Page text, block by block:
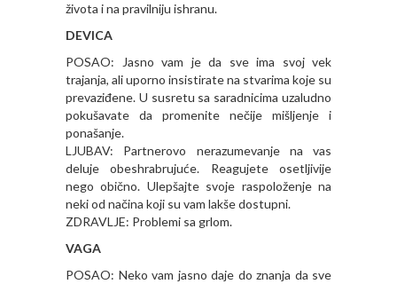
života i na pravilniju ishranu.
DEVICA
POSAO: Jasno vam je da sve ima svoj vek
trajanja, ali uporno insistirate na stvarima koje su
prevaziđene. U susretu sa saradnicima uzaludno
pokušavate da promenite nečije mišljenje i
ponašanje.
LJUBAV: Partnerovo nerazumevanje na vas
deluje obeshrabrujuće. Reagujete osetljivije
nego obično. Ulepšajte svoje raspoloženje na
neki od načina koji su vam lakše dostupni.
ZDRAVLJE: Problemi sa grlom.
VAGA
POSAO: Neko vam jasno daje do znanja da sve